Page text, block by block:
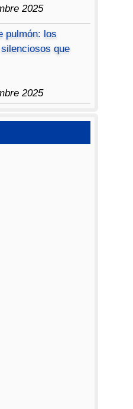
2025
pulmón: los
que
2025